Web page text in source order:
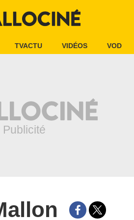
TVACTU VIDÉOS VOD